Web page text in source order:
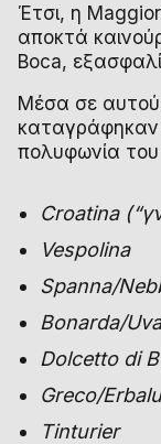
Έτσι, η
αποκτά
Boca,
Μέσα σε
καταγράφηκαν
πολυφωνία
Croatina
Vespolina
Spanna/
Bonarda/
Dolcetto di
Greco/
Tinturier